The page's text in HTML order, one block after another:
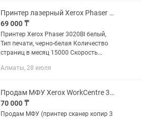
Принтер лазерный Xerox Phaser 3020BI
69 000 ₸
Принтер Xerox Phaser 3020BI белый,
Тип печати, черно-белая Количество
страниц в месяц 15000 Скорость
разрешение 1200×1200dpi Объем
Алматы, 28 июля
Продам МФУ Xerox WorkCentre 3025
70 000 ₸
Продам МФУ (принтер сканер копир 3